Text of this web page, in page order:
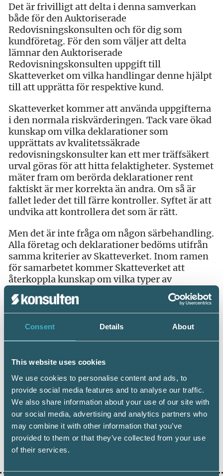
Consent Details About
This website uses cookies
We use cookies to personalise content and ads, to
provide social media features and to analyse our traffic.
We also share information about your use of our site with
our social media, advertising and analytics partners who
may combine it with other information that you’ve
provided to them or that they’ve collected from your use
of their services.
Det är frivilligt att delta i denna samverkan
både för den Auktoriserade
Redovisningskonsulten och för dig som
kundföretag. För den som väljer att delta
lämnar den Auktoriserade
Redovisningskonsulten uppgift till
Skatteverket om vilka handlingar denne hjälpt
till att upprätta för respektive kund.
Skatteverket kommer att använda uppgifterna
i den normala riskvärderingen. Tack vare ökad
kunskap om vilka deklarationer som
upprättats av kvalitetssäkrade
redovisningskonsulter kan ett mer träffsäkert
urval göras för att hitta felaktigheter. Systemet
mäter fram om berörda deklarationer rent
faktiskt är mer korrekta än andra. Om så är
fallet leder det till färre kontroller. Syftet är att
undvika att kontrollera det som är rätt.
Men det är inte fråga om någon särbehandling.
Alla företag och deklarationer bedöms utifrån
samma kriterier av Skatteverket. Inom ramen
för samarbetet kommer Skatteverket att
återkoppla kunskap om vilka typer av
eventuella fel som hittats i deltagande
företagsdeklarationer för att ytterligare stärka
kvalitetsarbetet.
tillämpas på de deklarationer som lämnas
Dela: